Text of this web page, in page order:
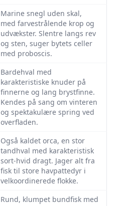
Marine snegl uden skal,
med farvestrålende krop og
udvækster. Slentre langs rev
og sten, suger bytets celler
med proboscis.
Bardehval med
karakteristiske knuder på
finnerne og lang brystfinne.
Kendes på sang om vinteren
og spektakulære spring ved
overfladen.
Også kaldet orca, en stor
tandhval med karakteristisk
sort-hvid dragt. Jager alt fra
fisk til store havpattedyr i
velkoordinerede flokke.
Rund, klumpet bundfisk med